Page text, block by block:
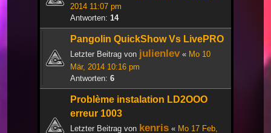
2014 11:07 pm
Antworten: 14
Pangolin QuickShow Vs LivePRO
Letzter Beitrag von julienlev« Mo 10
Mär, 2014 10:16 pm
Antworten: 6
Problème instalation LD2OOO
erreur 1003
Letzter Beitrag von kenris « Mo 17 Feb,